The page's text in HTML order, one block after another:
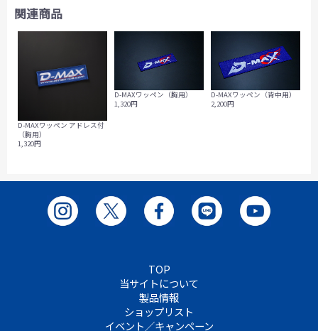
関連商品
D-MAXワッペン アドレス付
（胸用）
1,320円
D-MAXワッペン（胸用）
1,320円
D-MAXワッペン（背中用）
2,200円
TOP
当サイトについて
製品情報
ショップリスト
イベント／キャンペーン